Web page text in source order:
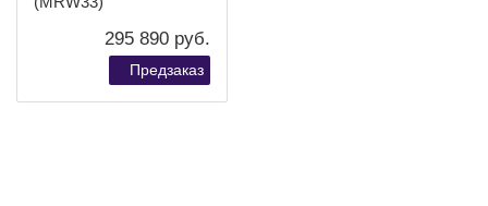
60%, в то время как для М2 это значение составляет